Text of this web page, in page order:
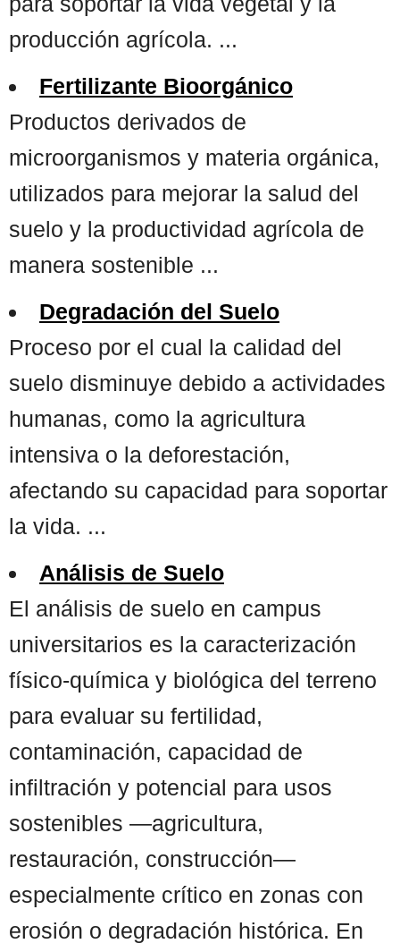
producción agrícola. ...
Fertilizante Bioorgánico
Productos derivados de
microorganismos y materia orgánica,
utilizados para mejorar la salud del
suelo y la productividad agrícola de
manera sostenible ...
Degradación del Suelo
Proceso por el cual la calidad del
suelo disminuye debido a actividades
humanas, como la agricultura
intensiva o la deforestación,
afectando su capacidad para soportar
la vida. ...
Análisis de Suelo
El análisis de suelo en campus
universitarios es la caracterización
físico-química y biológica del terreno
para evaluar su fertilidad,
contaminación, capacidad de
infiltración y potencial para usos
sostenibles —agricultura,
restauración, construcción—
especialmente crítico en zonas con
erosión o degradación histórica. En